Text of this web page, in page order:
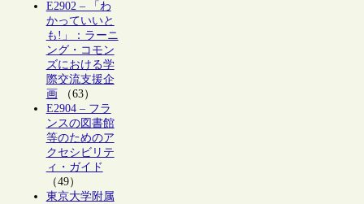
E2902 – 「わ
かっていいと
も!」：ラーニ
ング・コモン
ズにおける学
際交流支援企
画 （63）
E2904 – フラ
ンスの図書館
等のためのア
クセシビリテ
ィ・ガイド
（49）
東京大学附属